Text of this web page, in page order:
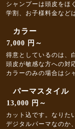
シャンプーは頭皮をほ
学割、お子様料金など
カラー
7,000 円～
得意としているのは、
頭皮が敏感な方への対
カラーのみの場合はシ
パーマスタイル
13,000 円～
カット込です。なりた
デジタルパーマなのか